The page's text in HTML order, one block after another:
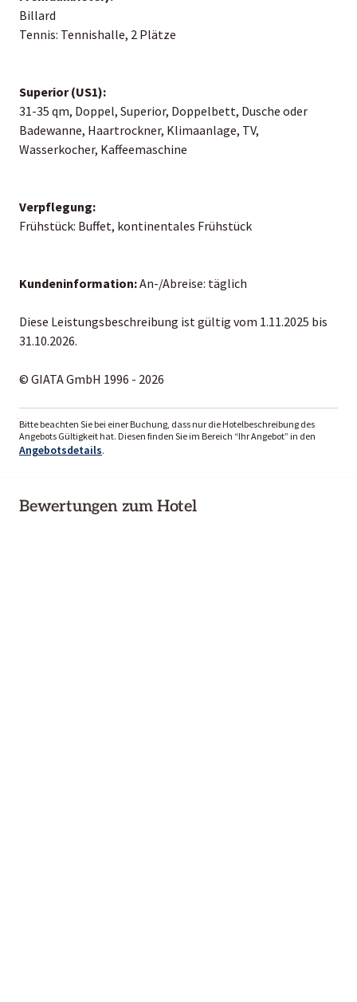
Billard
Tennis: Tennishalle, 2 Plätze
Superior (US1):
31-35 qm, Doppel, Superior, Doppelbett, Dusche oder
Badewanne, Haartrockner, Klimaanlage, TV,
Wasserkocher, Kaffeemaschine
Verpflegung:
Frühstück: Buffet, kontinentales Frühstück
Kundeninformation:An-/Abreise: täglich
Diese Leistungsbeschreibung ist gültig vom 1.11.2025 bis
31.10.2026.
© GIATA GmbH 1996 - 2026
Bitte beachten Sie bei einer Buchung, dass nur die Hotelbeschreibung des
Angebots Gültigkeit hat. Diesen finden Sie im Bereich “Ihr Angebot” in den
Angebotsdetails.
Bewertungen zum Hotel